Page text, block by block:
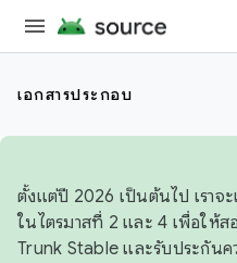
เอกสารประกอบ
ตั้งแต่ปี 2026 เป็นต้นไป เราจ
ในไตรมาสที่ 2 และ 4 เพื่อให้
Trunk Stable และรับประกัน